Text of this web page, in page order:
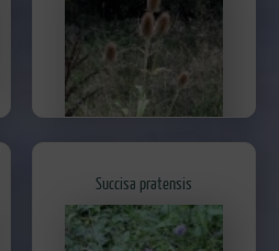
Succisa pratensis